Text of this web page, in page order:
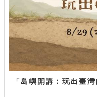
「島嶼開講：玩出臺